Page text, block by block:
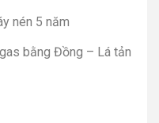
nén 5 năm
bằng Đồng – Lá tản